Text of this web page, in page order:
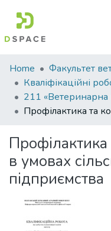
Communities
&
Collections
All of DSpace
Statistics
Home
в умовах
підприємства